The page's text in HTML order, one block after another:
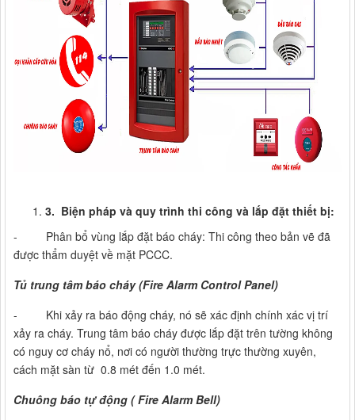
3. Biện pháp và quy trình thi công và lắp đặt thiết bị:
- Phân bổ vùng lắp đặt báo cháy: Thi công theo bản vẽ đã
được thẩm duyệt về mặt PCCC.
Tủ trung tâm báo cháy (Fire Alarm Control Panel)
- Khi xảy ra báo động cháy, nó sẽ xác định chính xác vị trí
xảy ra cháy. Trung tâm báo cháy được lắp đặt trên tường không
có nguy cơ cháy nổ, nơi có người thường trực thường xuyên,
cách mặt sàn từ 0.8 mét đến 1.0 mét.
Chuông báo tự động ( Fire Alarm Bell)